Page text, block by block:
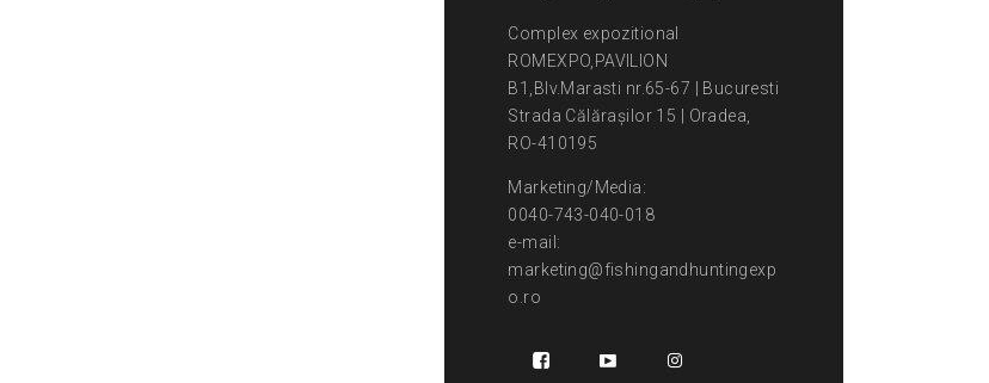
Complex expozitional
ROMEXPO,PAVILION
B1,Blv.Marasti nr.65-67 | Bucuresti
Strada Călărașilor 15 | Oradea,
RO-410195
Marketing/Media:
0040-743-040-018
e-mail:
marketing@fishingandhuntingexp
o.ro